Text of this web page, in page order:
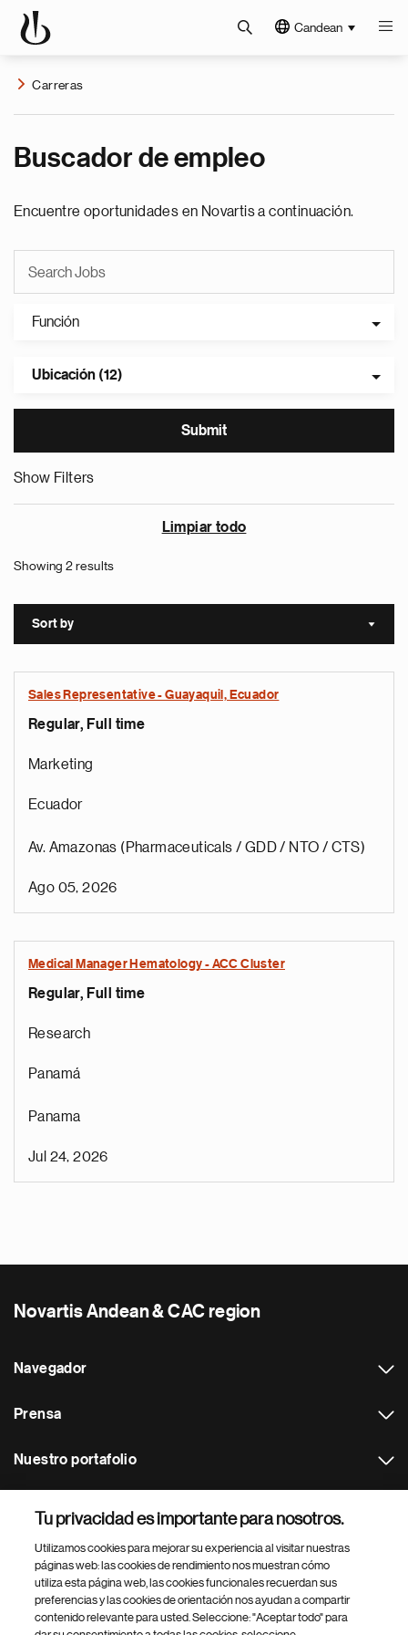
Candean
Carreras
Buscador de empleo
Encuentre oportunidades en Novartis a continuación.
Función
Ubicación (12)
Show Filters
Limpiar todo
Showing 2 results
Sort by Sort
Sales Representative - Guayaquil, Ecuador
Regular, Full time
Marketing
Ecuador
Av. Amazonas (Pharmaceuticals / GDD / NTO / CTS)
Ago 05, 2026
Medical Manager Hematology - ACC Cluster
Regular, Full time
Research
Panamá
Panama
Jul 24, 2026
Novartis Andean & CAC region
Navegador
Prensa
Nuestro portafolio
Footer Site Search
Tu privacidad es importante para nosotros.
Utilizamos cookies para mejorar su experiencia al visitar nuestras
páginas web: las cookies de rendimiento nos muestran cómo
utiliza esta página web, las cookies funcionales recuerdan sus
preferencias y las cookies de orientación nos ayudan a compartir
contenido relevante para usted. Seleccione: "Aceptar todo" para